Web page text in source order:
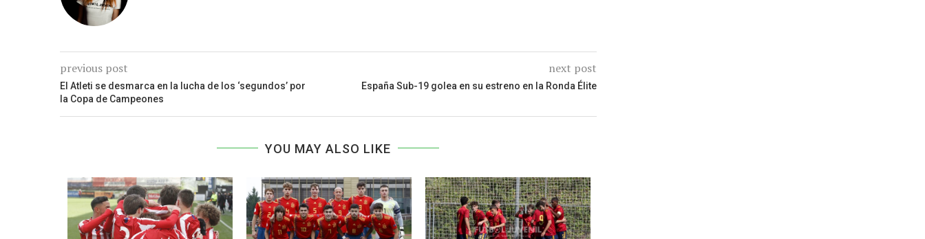
previous post
El Atleti se desmarca en la lucha de los ‘segundos’ por
la Copa de Campeones
next post
España Sub-19 golea en su estreno en la Ronda Élite
YOU MAY ALSO LIKE